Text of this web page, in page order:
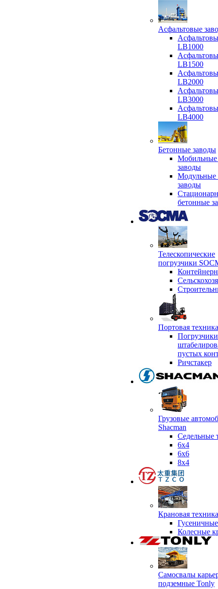
Асфальтовые
LB1000
LB1500
LB2000
LB3000
LB4000
Бетонные заводы
Мобильные
заводы
Модульные
заводы
бетонные
Телескопические
погрузчики
Портовая
пустых
Ричстакер
Грузовые
Shacman
Седельные
6х4
6x6
8x4
Крановая
Колесные
Самосвалы
подземные Tonly